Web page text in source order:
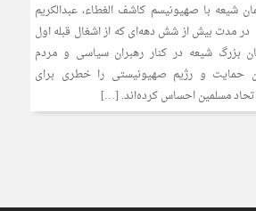
شیعه با صهیونیسم کاشف الغطاء، عبدالکریم
مدت بیش از شش دهه‌ای که از اشغال قبله اول
بزرگ شیعه در کنار رهبران سیاسی و مردم
حمایت و رژیم صهیونیستی را خطری برای
مسلمین احساس کرده‌‌اند. […]